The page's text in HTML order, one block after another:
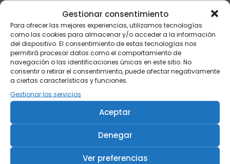
Gestionar consentimiento
Para ofrecer las mejores experiencias, utilizamos tecnologías
como las cookies para almacenar y/o acceder a la información
del dispositivo. El consentimiento de estas tecnologías nos
permitirá procesar datos como el comportamiento de
navegación o las identificaciones únicas en este sitio. No
consentir o retirar el consentimiento, puede afectar negativamente
a ciertas características y funciones.
Gestionar los servicios
Aceptar
Denegar
Ver preferencias
1kg en Bolsa 1kg en Bolsa